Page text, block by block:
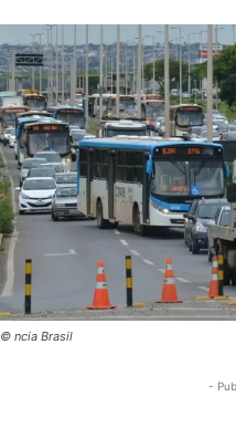
© ncia Brasil
-